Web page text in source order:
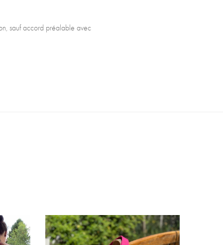
sauf accord préalable avec